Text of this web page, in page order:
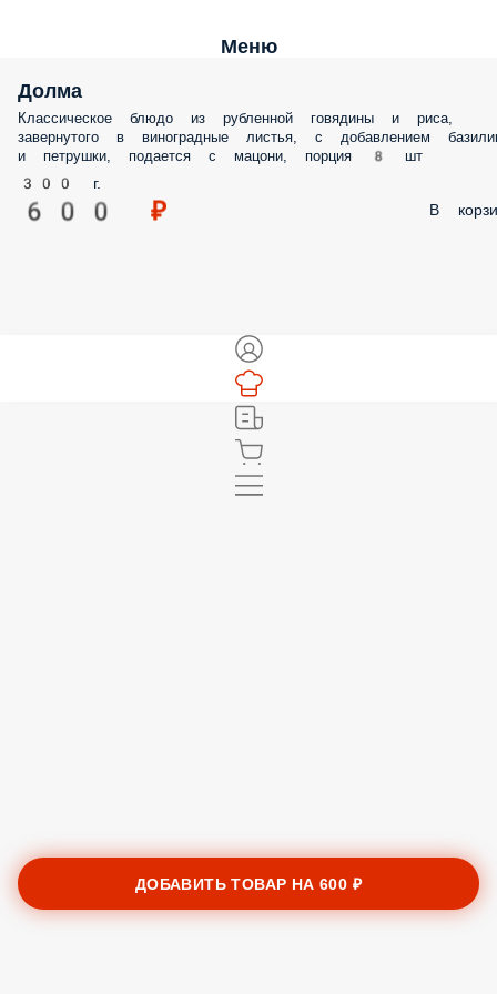
Меню
Долма
Классическое блюдо из рубленной говядины и риса,
завернутого в виноградные листья, с добавлением
и петрушки, подается с мацони, порция 8 шт
300 г.
600 ₽ В
ДОБАВИТЬ ТОВАР НА600 ₽